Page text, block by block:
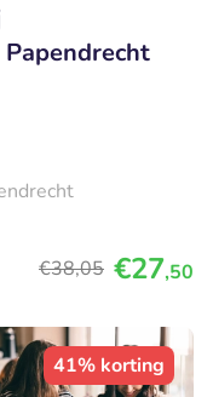
€38,05 €27,50
41% korting